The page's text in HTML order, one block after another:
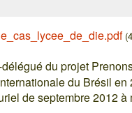
du projet
du Brésil
de septembre 2012 à